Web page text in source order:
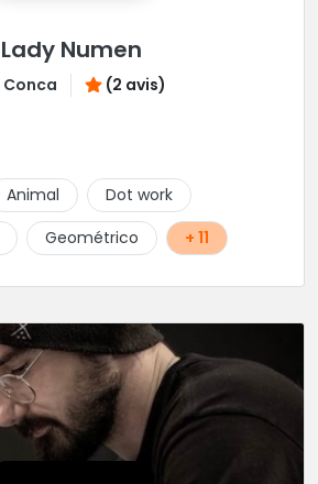
Lady Numen
Conca (2 avis)
Animal
Dot work
Geométrico + 11